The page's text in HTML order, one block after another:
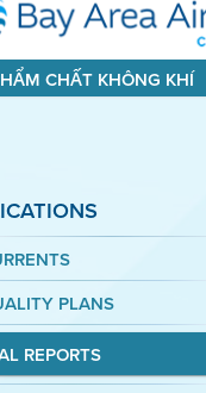
CHẤT KHÔNG KHÍ
PLANS
REPORTS